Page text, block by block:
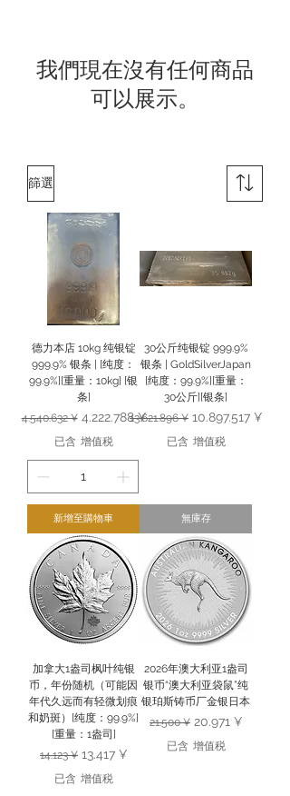
我們現在沒有任何商品
可以展示。
篩選
德力本店 10kg 纯银锭
999.9% 银条 | [纯度：
99.9%][重量：10kg] [银
条]
一般價格
4.540.632 ¥ 促銷價格
4.222.788 ¥
已含 增值税
新增至購物車
30公斤纯银锭 999.9%
银条 | GoldSilverJapan
[纯度：99.9%][重量：
30公斤][银条]
一般價格
13.621.896 ¥ 促銷價格
10.897.517 ¥
已含 增值税
無庫存
加拿大1盎司枫叶纯银
币，年份随机（可能因
年代久远而有轻微划痕
和奶斑）[纯度：99.9%]
[重量：1盎司]
一般價格
14.123 ¥ 促銷價格
13.417 ¥
已含 增值税
2026年澳大利亚1盎司
银币“澳大利亚袋鼠”纯
银珀斯铸币厂金银日本
一般價格
21.500 ¥ 促銷價格
20.971 ¥
已含 增值税